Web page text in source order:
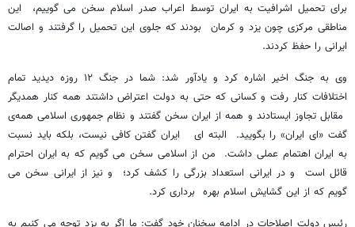
برای تحمیل اشرافیت به ایران توسط اعراب صدر اسلام سخن می گوییم، این
مناطقی مرکزی چون یزد و کرمان بودند که جلوی این تحمیل را گرفتند و اصالت
ایرانی را حفظ کردند.
وی به جنگ اخیر اشاره کرد و یادآور شد: شما در جنگ ۱۲ روزه دیدید تمام
اختلافات کنار رفت و کسانی که حتی به دولت اعتراض داشتند همه کنار همدیگر
مقابل تجاوز ایستادند و همه از ایران سخن گفتند و نظام جمهوری اسلامی همه‌ی
گفت «ای ایران» را بگویید. البته ای ایران گفتن کافی نیست، بلکه باید نسبت
به ایران اهتمام عملی داشت. من از اسلامی سخن می گویم که به ایران احترام
قائل است و در ایرانی استعداد بزرگی را کشف کرد؛ و نیز از ایرانی سخن می
گویم که از این گشایش اسلام بهره برداری کرد.